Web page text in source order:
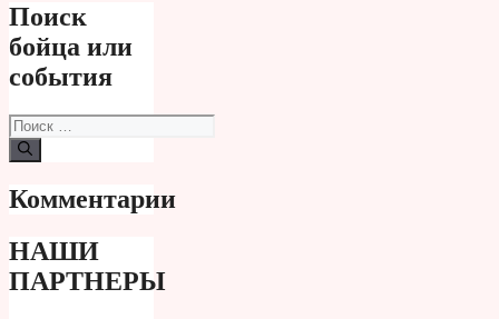
Поиск
бойца или
события
Поиск:
Комментарии
НАШИ
ПАРТНЕРЫ